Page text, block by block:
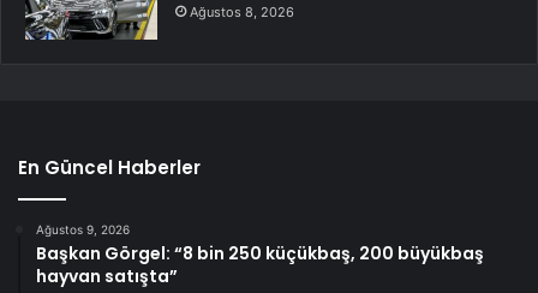
Ağustos 8, 2026
En Güncel Haberler
Ağustos 9, 2026
Başkan Görgel: “8 bin 250 küçükbaş, 200 büyükbaş
hayvan satışta”